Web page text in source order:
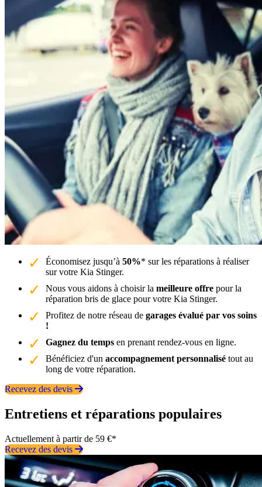
Économisez jusqu’à 50%* sur les réparations à réaliser
sur votre Kia Stinger.
Nous vous aidons à choisir la meilleure offre pour la
réparation bris de glace pour votre Kia Stinger.
Profitez de notre réseau de garages évalué par vos soins
!
Gagnez du temps en prenant rendez-vous en ligne.
Bénéficiez d'un accompagnement personnalisé tout au
long de votre réparation.
Recevez des devis
Entretiens et réparations populaires
Actuellement à partir de 59 €*
Recevez des devis